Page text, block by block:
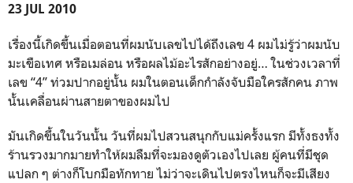
23 JUL 2010
เรื่องนี้เกิดขึ้นเมื่อตอนที่ผมนับเลขไปได้ถึงเลข 4 ผมไม่รู้ว่าผมนับ
มะเขือเทศ หรือเมล่อน หรือผลไม้อะไรสักอย่างอยู่… ในช่วงเวลาที่
เลข “4” ท่วมปากอยู่นั้น ผมในตอนเด็กกำลังจับมือใครสักคน ภาพ
นั้นเคลื่อนผ่านสายตาของผมไป
มันเกิดขึ้นในวันนั้น วันที่ผมไปสวนสนุกกับแม่ครั้งแรก มีทั้งธงทั้ง
ร้านรวงมากมายทำให้ผมลืมที่จะมองดูตัวเองไปเลย ผู้คนที่มีชุด
แปลก ๆ ต่างก็โบกมือทักทาย ไม่ว่าจะเดินไปตรงไหนก็จะมีเสียง